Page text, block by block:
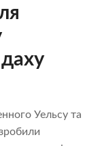
Уельсу та